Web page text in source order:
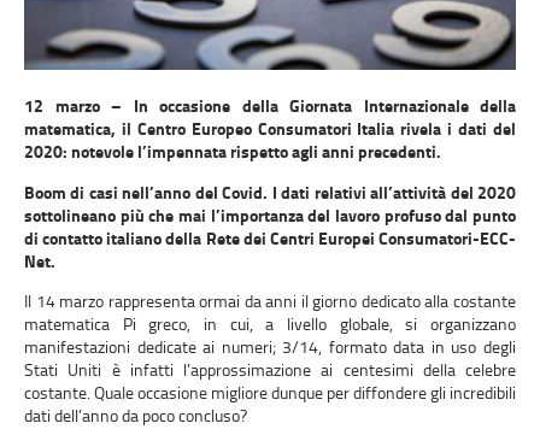
12 marzo – In occasione della Giornata Internazionale della
matematica, il Centro Europeo Consumatori Italia rivela i dati del
2020: notevole l’impennatarispetto agli anni precedenti.
Boom di casi nell’anno del Covid. Idati relativi all’attività del 2020
sottolineano più che mai l’importanza del lavoro profuso dal punto
di contatto italiano della Rete dei Centri Europei Consumatori-ECC-
Net.
Il 14 marzo rappresenta ormai da anni il giorno dedicato alla costante
matematica Pi greco, in cui, a livello globale, si organizzano
manifestazioni dedicate ai numeri; 3/14, formato data in uso degli
Stati Uniti è infatti l’approssimazione ai centesimi della celebre
costante. Quale occasione migliore dunque per diffondere gli incredibili
dati dell’anno da poco concluso?